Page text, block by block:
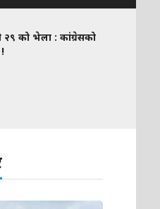
को भेला : कांग्रेसको